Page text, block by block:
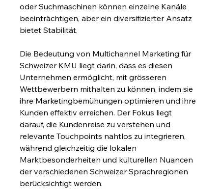
oder Suchmaschinen können einzelne Kanäle
beeinträchtigen, aber ein diversifizierter Ansatz
bietet Stabilität.
Die Bedeutung von Multichannel Marketing für
Schweizer KMU liegt darin, dass es diesen
Unternehmen ermöglicht, mit grösseren
Wettbewerbern mithalten zu können, indem sie
ihre Marketingbemühungen optimieren und ihre
Kunden effektiv erreichen. Der Fokus liegt
darauf, die Kundenreise zu verstehen und
relevante Touchpoints nahtlos zu integrieren,
während gleichzeitig die lokalen
Marktbesonderheiten und kulturellen Nuancen
der verschiedenen Schweizer Sprachregionen
berücksichtigt werden.